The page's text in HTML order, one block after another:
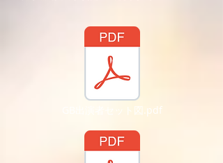
GB出演者セット図.pdf